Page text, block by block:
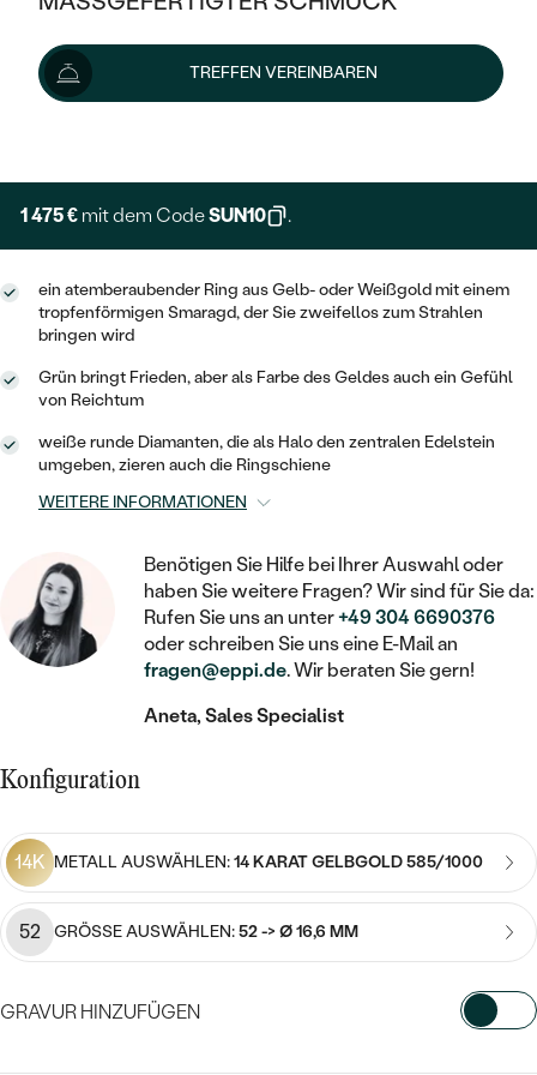
KLASSISCH
MEMOIRE
V-FORM
VINTAGE
AUSSERGEWÖHNLICHE
GEHÄMMERTE
VON HAND GRAVIERTE
IM SET
LUXURIÖSE
MIT MEHREREN DIAMANTEN
HALO
VINTAGE
AUSSERGEWÖHNLICH
GESTALTE EINEN RING
WÄHLE EINEN RING
DIAMANTEN ZUM EINFASSEN
LAB GROWN DIAMANTEN ZUM
EINFASSEN
FARBIGE DIAMANTEN ZUM EINFASSEN
MIT DIAMANT
MIT LAB GROWN DIAMANT
MIT MOISSANIT
MIT FARBIGEN DIAMANTEN
MIT SCHWARZEN DIAMANTEN
AUSVERKAUF
WENN SCHMUCK HILFT
NACH TYP
OHRRINGE
RINGE
ANHÄNGER / KETTEN
ARMBÄNDER
SCHMUCKSET
HERRENSCHMUCK
SCHMUCK FÜR KINDER
BROSCHEN
NACH MATERIAL
SILBER
PLATIN
NACH STEIN
PLATIN
OHRSTECKER
MINIMALISTISCHE
OHRHÄNGER
SOLITÄR
HERZ
KINDER
PIERCINGS
MIT EDELSTEIN
PERLENOHRRINGE
NACH PREIS
GOLD
SILBER
SOLITÄR
ZUR GEBURT EINES KINDES
PERSONALISIERT
MIT STERNZEICHEN
MINIMALISTISCH
MEDAILLON
KETTEN
MIT DIAMANT
MIT EDELSTEIN
NACH PREIS
AUSVERKAUF
GOLD
PLATIN
NACH STYL
MINIMALISTISCHE
SIEGELRINGE
PERSONALISIERT
MIT DIAMANT
MIT EDELSTEIN
PERLENRINGE
PREISWERTE
TREFFEN VEREINBAREN
1 639 €
1 475 € mit dem CodeSUN10 .
ein atemberaubender Ring aus Gelb- oder Weißgold mit einem
tropfenförmigen Smaragd, der Sie zweifellos zum Strahlen
bringen wird
Grün bringt Frieden, aber als Farbe des Geldes auch ein Gefühl
von Reichtum
weiße runde Diamanten, die als Halo den zentralen Edelstein
umgeben, zieren auch die Ringschiene
WEITERE INFORMATIONEN
Benötigen Sie Hilfe bei Ihrer Auswahl oder
haben Sie weitere Fragen? Wir sind für Sie da:
Rufen Sie uns an unter+49 304 6690376
oder schreiben Sie uns eine E-Mail an
fragen@eppi.de. Wir beraten Sie gern!
Aneta, Sales Specialist
Konfiguration
14K METALL AUSWÄHLEN:14 KARAT GELBGOLD 585/1000
52 GRÖSSE AUSWÄHLEN:52 -> Ø 16,6 MM
GRAVUR HINZUFÜGEN